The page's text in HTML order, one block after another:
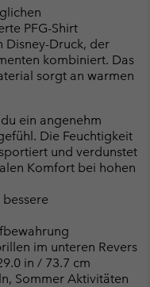
PFG-Shirt
Disney-Druck, der
kombiniert. Das
sorgt an warmen
ein angenehm
Die Feuchtigkeit
und verdunstet
Komfort bei hohen
im unteren Revers
in / 73.7 cm
Sommer Aktivitäten